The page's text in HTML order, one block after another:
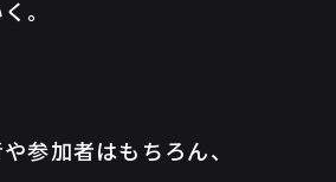
。
参加者はもちろん、